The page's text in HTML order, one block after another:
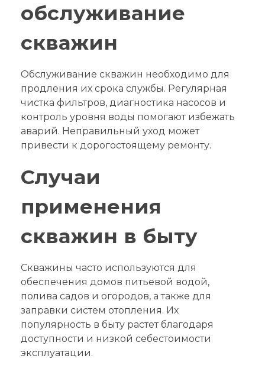
обслуживание
скважин
Обслуживание скважин необходимо для
продления их срока службы. Регулярная
чистка фильтров, диагностика насосов и
контроль уровня воды помогают избежать
аварий. Неправильный уход может
привести к дорогостоящему ремонту.
Случаи
применения
скважин в быту
Скважины часто используются для
обеспечения домов питьевой водой,
полива садов и огородов, а также для
заправки систем отопления. Их
популярность в быту растет благодаря
доступности и низкой себестоимости
эксплуатации.